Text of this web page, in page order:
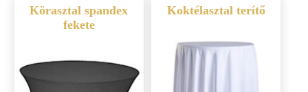
Körasztal spandex
fekete
Koktélasztal terítő